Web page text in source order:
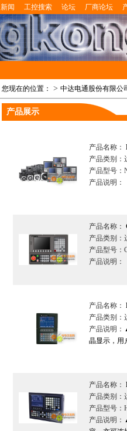
新闻 工控搜索 论坛 厂商论坛
您现在的位置： > 中达电通股份有限公
产品展示
产品名称：
产品类别：
产品型号：
产品说明：
产品名称：
产品类别：
产品型号：
产品说明：
产品名称：
产品类别：
产品说明：
晶显示，用
产品名称：
产品类别：
产品型号：
产品说明：